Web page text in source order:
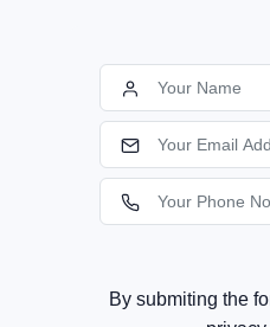
By submiting the